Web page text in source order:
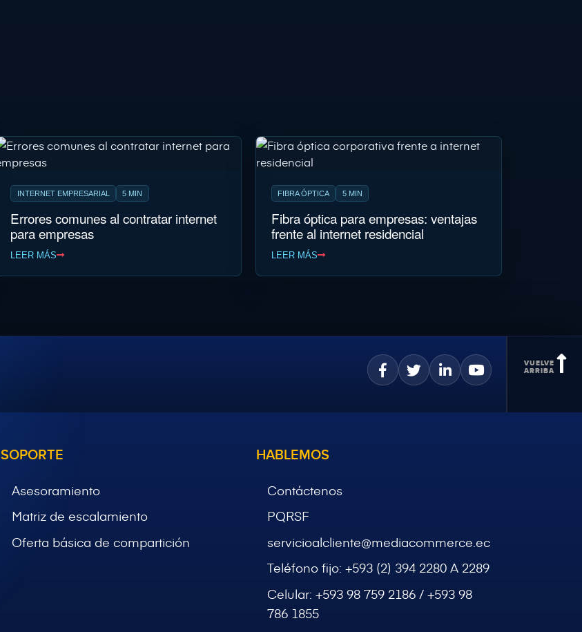
INTERNET EMPRESARIAL 5 MIN
Errores comunes al contratar internet
para empresas
LEER MÁS
FIBRA ÓPTICA 5 MIN
Fibra óptica para empresas: ventajas
frente al internet residencial
LEER MÁS
SOPORTE
Asesoramiento
Matriz de escalamiento
Oferta básica de compartición
HABLEMOS
Contáctenos
PQRSF
servicioalcliente@mediacommerce.ec
Teléfono fijo:+593 (2) 394 2280 A 2289
Celular:+593 98 759 2186 / +593 98
786 1855